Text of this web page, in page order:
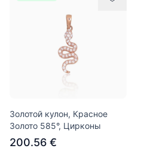
Золотой кулон, Красное
Золото 585°, Цирконы
200.56 €